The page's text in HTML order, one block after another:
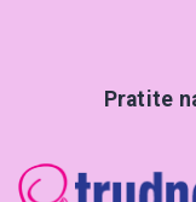
Pratite